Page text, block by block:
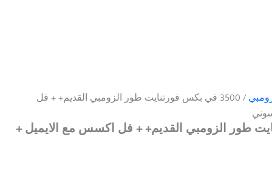
/ 3500 في بكس فورتنايت طور الزومبي القديم+ + فل
طور الزومبي القديم+ + فل اكسس مع الايميل +